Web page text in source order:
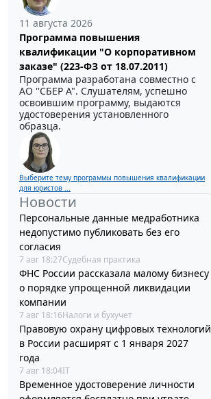
11 августа 2026
Программа повышения
квалификации "О корпоративном
заказе" (223-ФЗ от 18.07.2011)
Программа разработана совместно с
АО ''СБЕР А". Слушателям, успешно
освоившим программу, выдаются
удостоверения установленного
образца.
Выберите тему программы повышения квалификации
для юристов ...
Новости
Персональные данные медработника
недопустимо публиковать без его
согласия
7 авг 18:27Судебная практика
ФНС России рассказала малому бизнесу
о порядке упрощенной ликвидации
компании
7 авг 18:16Налоги и бухучет
Правовую охрану цифровых технологий
в России расширят с 1 января 2027
года
7 авг 18:04IT
Временное удостоверение личности